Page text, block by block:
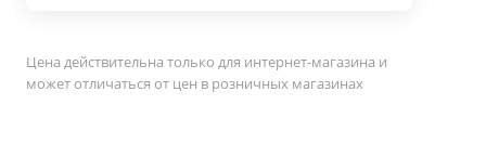
Цена действительна только для интернет-магазина и
может отличаться от цен в розничных магазинах